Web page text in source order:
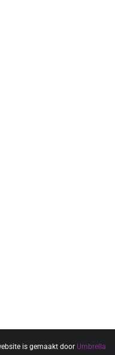
is gemaakt door Umbrella